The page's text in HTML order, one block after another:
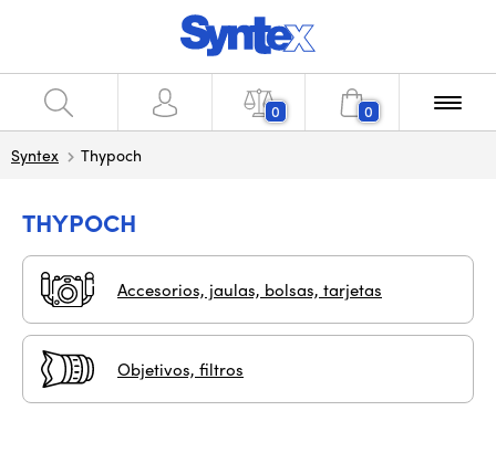
0 0
Syntex Thypoch
THYPOCH
Accesorios, jaulas, bolsas, tarjetas
Objetivos, filtros